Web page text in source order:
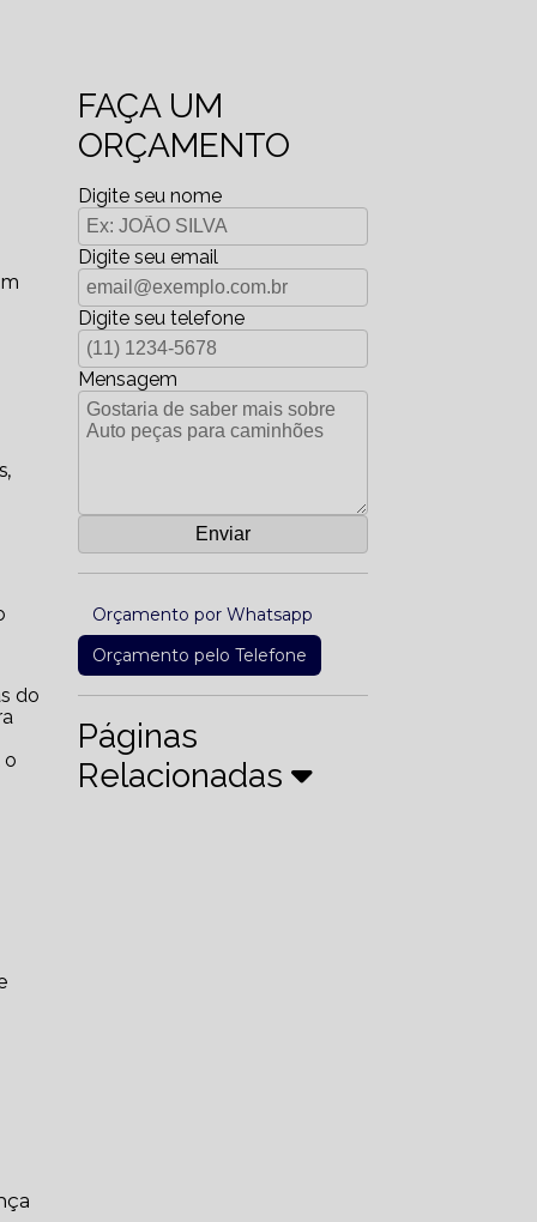
o
FAÇA UM
ORÇAMENTO
Digite seu nome
Digite seu email
Digite seu telefone
Mensagem
Orçamento por Whatsapp
Orçamento pelo Telefone
Páginas
Relacionadas